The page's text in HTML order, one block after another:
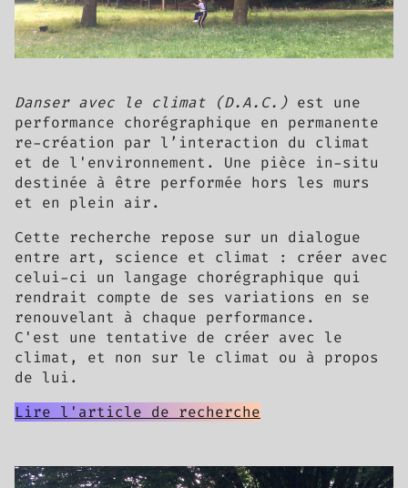
Danser avec le climat (D.A.C.) est une
performance chorégraphique en permanente
re-création par l’interaction du climat
et de l'environnement. Une pièce in-situ
destinée à être performée hors les murs
et en plein air.
Cette recherche repose sur un dialogue
entre art, science et climat : créer avec
celui-ci un langage chorégraphique qui
rendrait compte de ses variations en se
renouvelant à chaque performance.
C'est une tentative de créer avec le
climat, et non sur le climat ou à propos
de lui.
Lire l'article de recherche